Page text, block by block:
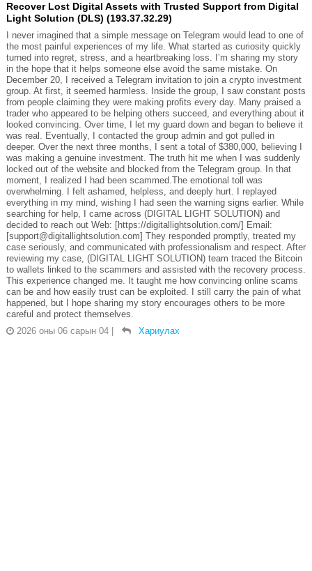
Recover Lost Digital Assets with Trusted Support from Digital
Light Solution (DLS) (193.37.32.29)
I never imagined that a simple message on Telegram would lead to one of
the most painful experiences of my life. What started as curiosity quickly
turned into regret, stress, and a heartbreaking loss. I’m sharing my story
in the hope that it helps someone else avoid the same mistake. On
December 20, I received a Telegram invitation to join a crypto investment
group. At first, it seemed harmless. Inside the group, I saw constant posts
from people claiming they were making profits every day. Many praised a
trader who appeared to be helping others succeed, and everything about it
looked convincing. Over time, I let my guard down and began to believe it
was real. Eventually, I contacted the group admin and got pulled in
deeper. Over the next three months, I sent a total of $380,000, believing I
was making a genuine investment. The truth hit me when I was suddenly
locked out of the website and blocked from the Telegram group. In that
moment, I realized I had been scammed.The emotional toll was
overwhelming. I felt ashamed, helpless, and deeply hurt. I replayed
everything in my mind, wishing I had seen the warning signs earlier. While
searching for help, I came across (DIGITAL LIGHT SOLUTION) and
decided to reach out Web: [https://digitallightsolution.com/] Email:
[support@digitallightsolution.com] They responded promptly, treated my
case seriously, and communicated with professionalism and respect. After
reviewing my case, (DIGITAL LIGHT SOLUTION) team traced the Bitcoin
to wallets linked to the scammers and assisted with the recovery process.
This experience changed me. It taught me how convincing online scams
can be and how easily trust can be exploited. I still carry the pain of what
happened, but I hope sharing my story encourages others to be more
careful and protect themselves.
2026 оны 06 сарын 04
Хариулах